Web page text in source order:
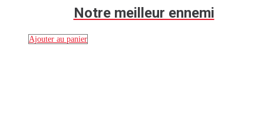
Notre meilleur ennemi
Ajouter au panier